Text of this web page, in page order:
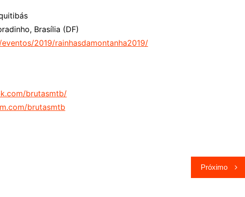
Brasília (DF)
2019/rainhasdamontanha2019/
brutasmtb/
brutasmtb
Próximo